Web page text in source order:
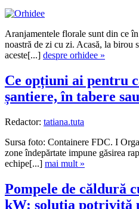
Aranjamentele florale sunt din ce
noastră de zi cu zi. Acasă, la birou
aceste[...] despre orhidee »
Ce opțiuni ai pentru
șantiere, în tabere
Redactor: tatiana.tuta
Sursa foto: Containere FDC. I
zone îndepărtate impune găsirea
echipe[...] mai mult »
Pompele de căldură
kW: soluția potrivită